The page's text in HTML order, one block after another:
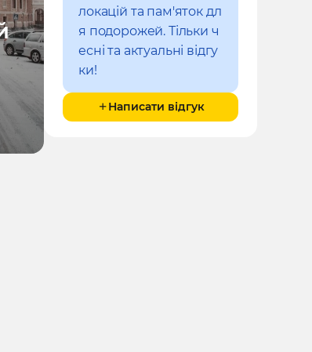
локацій та пам'яток дл
я подорожей. Тільки ч
есні та актуальні відгу
ки!
Написати відгук